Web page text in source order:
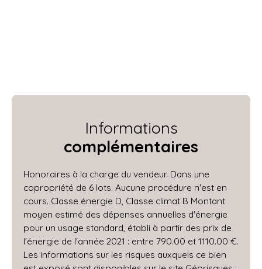
Informations
complémentaires
Honoraires à la charge du vendeur. Dans une
copropriété de 6 lots. Aucune procédure n'est en
cours. Classe énergie D, Classe climat B Montant
moyen estimé des dépenses annuelles d'énergie
pour un usage standard, établi à partir des prix de
l'énergie de l'année 2021 : entre 790.00 et 1110.00 €.
Les informations sur les risques auxquels ce bien